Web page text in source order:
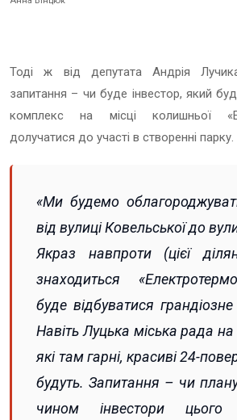
Тоді ж від депутата Андрія
запитання – чи буде інвестор, який
комплекс на місці колишньої
долучатися до участі в створенні парку.
«Ми будемо
від вулиці Ковельської до
Якраз навпроти (цієї
знаходиться
буде відбуватися
Навіть Луцька міська рада на
які там гарні, красиві 24-
будуть. Запитання – чи
чином інвестори цього